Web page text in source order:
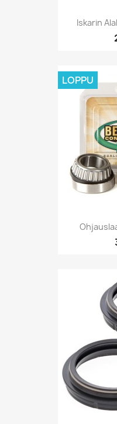
Iskarin
LOPPU